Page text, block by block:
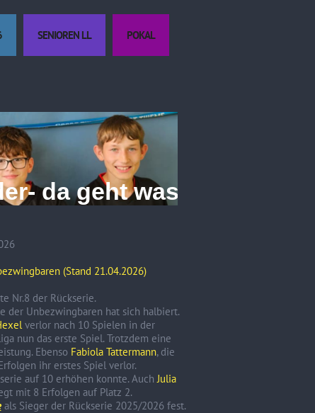
SENIOREN LL POKAL
da geht was!
(Stand 21.04.2026)
Nr.8 der Rückserie.
der Unbezwingbaren hat sich halbiert.
verlor nach 10 Spielen in der
nun das erste Spiel. Trotzdem eine
Ebenso Fabiola Tattermann, die
ihr erstes Spiel verlor.
auf 10 erhöhen konnte. AuchJulia
mit 8 Erfolgen auf Platz 2.
als Sieger der Rückserie 2025/2026 fest.